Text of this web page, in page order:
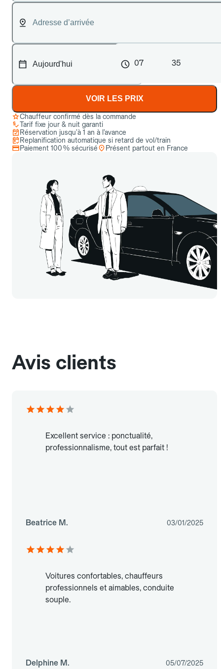
07 35
VOIR LES PRIX
Chauffeur confirmé dès la commande
Tarif fixe jour & nuit garanti
Réservation jusqu’à 1 an à l’avance
Replanification automatique si retard de vol/train
Paiement 100 % sécurisé
Présent partout en France
Avis clients
Excellent service : ponctualité,
professionnalisme, tout est parfait !
Beatrice M. 03/01/2025
Voitures confortables, chauffeurs
professionnels et aimables, conduite
souple.
Delphine M. 05/07/2025